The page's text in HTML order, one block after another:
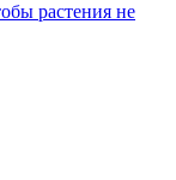
растения не